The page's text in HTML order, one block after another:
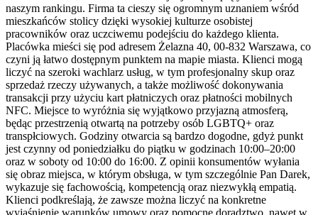
naszym rankingu. Firma ta cieszy się ogromnym uznaniem wśród
mieszkańców stolicy dzięki wysokiej kulturze osobistej
pracowników oraz uczciwemu podejściu do każdego klienta.
Placówka mieści się pod adresem Żelazna 40, 00-832 Warszawa, co
czyni ją łatwo dostępnym punktem na mapie miasta. Klienci mogą
liczyć na szeroki wachlarz usług, w tym profesjonalny skup oraz
sprzedaż rzeczy używanych, a także możliwość dokonywania
transakcji przy użyciu kart płatniczych oraz płatności mobilnych
NFC. Miejsce to wyróżnia się wyjątkowo przyjazną atmosferą,
będąc przestrzenią otwartą na potrzeby osób LGBTQ+ oraz
transpłciowych. Godziny otwarcia są bardzo dogodne, gdyż punkt
jest czynny od poniedziałku do piątku w godzinach 10:00–20:00
oraz w soboty od 10:00 do 16:00. Z opinii konsumentów wyłania
się obraz miejsca, w którym obsługa, w tym szczególnie Pan Darek,
wykazuje się fachowością, kompetencją oraz niezwykłą empatią.
Klienci podkreślają, że zawsze można liczyć na konkretne